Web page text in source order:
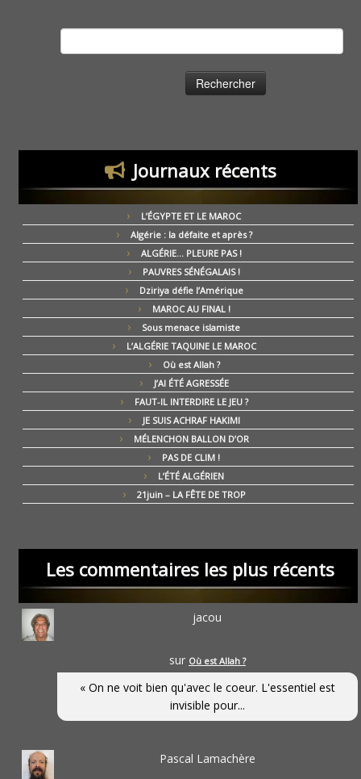
Journaux récents
L’ÉGYPTE ET LE MAROC
Algérie : la défaite et après ?
ALGÉRIE… PLEURE PAS !
PAUVRES SÉNÉGALAIS !
Dziriya défie l’Amérique
MAROC AU FINAL !
Sous menace islamiste
L’ALGÉRIE TAQUINE LE MAROC
Où est Allah ?
J’AI ÉTÉ AGRESSÉE
FAUT-IL INTERDIRE LE JEU ?
JE SUIS ACHRAF HAKIMI
MÉLENCHON BALLON D’OR
PAS DE CLIM !
L’ÉTÉ ALGÉRIEN
21juin – LA FÊTE DE TROP
Les commentaires les plus récents
jacou
sur Où est Allah ?
« On ne voit bien qu'avec le coeur. L'essentiel est
invisible pour...
Pascal Lamachère